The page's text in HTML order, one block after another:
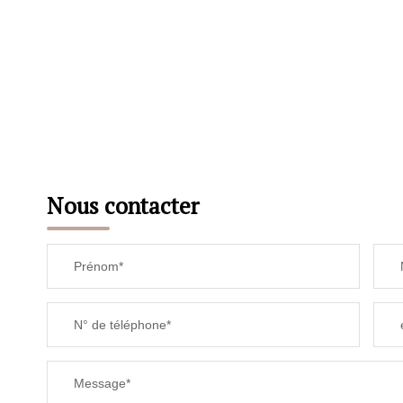
Nous contacter
Prénom*
N° de téléphone*
Message*